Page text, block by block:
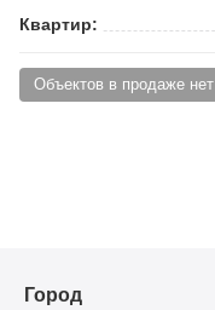
Квартир:
Объектов в продаже нет
Город